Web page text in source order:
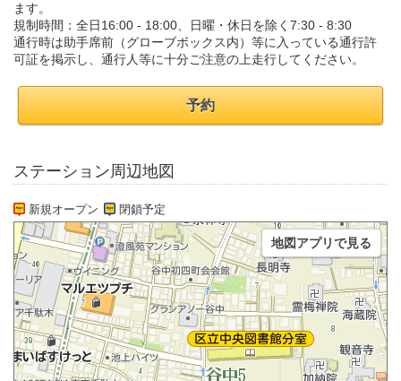
ます。
規制時間：全日16:00 - 18:00、日曜・休日を除く7:30 - 8:30
通行時は助手席前（グローブボックス内）等に入っている通行許
可証を掲示し、通行人等に十分ご注意の上走行してください。
予約
ステーション周辺地図
新規オープン 閉鎖予定
地図アプリで見る